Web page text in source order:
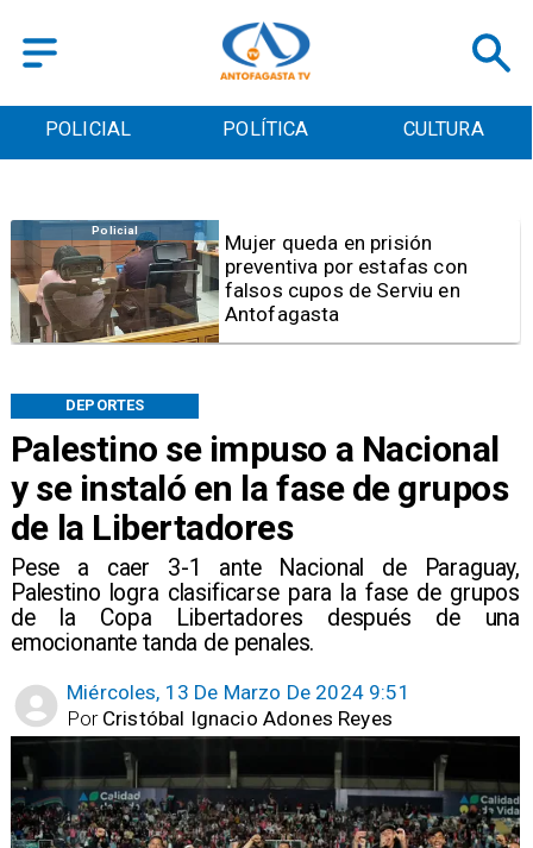
POLICIAL POLÍTICA CULTURA
Palestino se impuso a Nacional
y se instaló en la fase de grupos
de la Libertadores
​Pese a caer 3-1 ante Nacional de Paraguay,
Palestino logra clasificarse para la fase de grupos
de la Copa Libertadores después de una
emocionante tanda de penales.
DEPORTES
Miércoles, 13 De Marzo De 2024 9:51
Cristóbal Ignacio Adones Reyes
Por
Videos
Video | Choferes del
TransAntofagasta piden
sistema mixto de pago